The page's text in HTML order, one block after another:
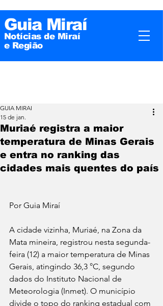
Guia Miraí
Notícias de Miraí
e Região
Muriaé registra a maior
temperatura de Minas Gerais
e entra no ranking das
cidades mais quentes do país
GUIA MIRAI
15 de jan.
Por Guia Miraí
A cidade vizinha, Muriaé, na Zona da
Mata mineira, registrou nesta segunda-
feira (12) a maior temperatura de Minas
Gerais, atingindo 36,3 °C, segundo
dados do Instituto Nacional de
Meteorologia (Inmet). O município
divide o topo do ranking estadual com